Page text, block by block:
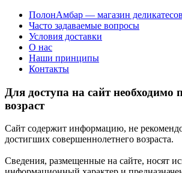
ПолонАмбар — магазин деликатесов
Часто задаваемые вопросы
Условия доставки
О нас
Наши принципы
Контакты
Для доступа на сайт необходимо
возраст
Сайт содержит информацию, не
достигших совершеннолетнего возраста.
Сведения, размещенные на сайте, носят